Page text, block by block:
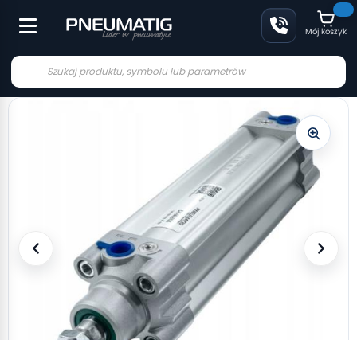
Mój koszyk